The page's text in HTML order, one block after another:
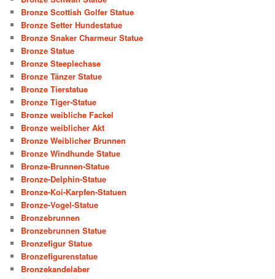
Bronze Scottish Golfer Statue
Bronze Setter Hundestatue
Bronze Snaker Charmeur Statue
Bronze Statue
Bronze Steeplechase
Bronze Tänzer Statue
Bronze Tierstatue
Bronze Tiger-Statue
Bronze weibliche Fackel
Bronze weiblicher Akt
Bronze Weiblicher Brunnen
Bronze Windhunde Statue
Bronze-Brunnen-Statue
Bronze-Delphin-Statue
Bronze-Koi-Karpfen-Statuen
Bronze-Vogel-Statue
Bronzebrunnen
Bronzebrunnen Statue
Bronzefigur Statue
Bronzefigurenstatue
Bronzekandelaber